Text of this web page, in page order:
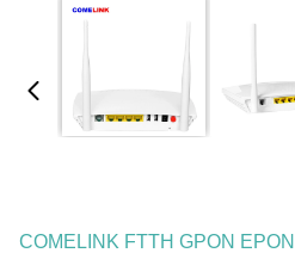
COMELINK FTTH GPON